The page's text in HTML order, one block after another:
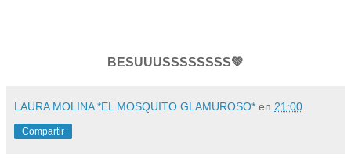
BESUUUSSSSSSSS💚
LAURA MOLINA *EL MOSQUITO GLAMUROSO* en 21:00
Compartir